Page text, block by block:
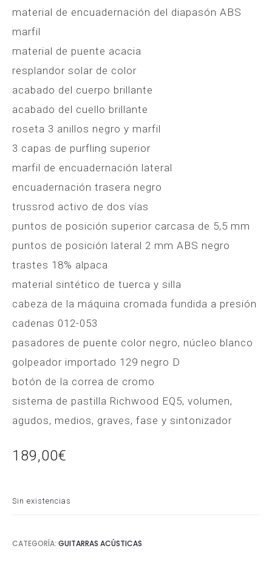
material de encuadernación del diapasón ABS
marfil
material de puente acacia
resplandor solar de color
acabado del cuerpo brillante
acabado del cuello brillante
roseta 3 anillos negro y marfil
3 capas de purfling superior
marfil de encuadernación lateral
encuadernación trasera negro
trussrod activo de dos vías
puntos de posición superior carcasa de 5,5 mm
puntos de posición lateral 2 mm ABS negro
trastes 18% alpaca
material sintético de tuerca y silla
cabeza de la máquina cromada fundida a presión
cadenas 012-053
pasadores de puente color negro, núcleo blanco
golpeador importado 129 negro D
botón de la correa de cromo
sistema de pastilla Richwood EQ5, volumen,
agudos, medios, graves, fase y sintonizador
189,00€
Sin existencias
CATEGORÍA: GUITARRAS ACÚSTICAS